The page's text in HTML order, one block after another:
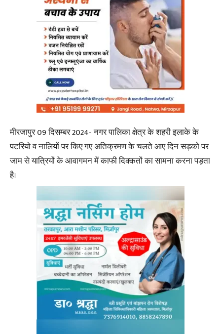
मीरजापुर 09 दिसम्बर 2024- नगर पालिका क्षेत्र के शहरी इलाके के
पटरियो व नालियों पर किए गए अतिक्रमण के चलते आए दिन सड़को पर
जाम से यात्रियों के आवागमन में काफी दिक्कतों का सामना करना पड़ता
है।